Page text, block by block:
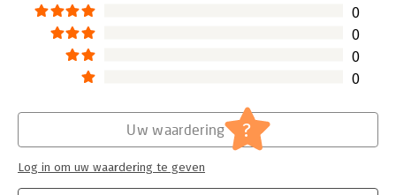
0
0
0
0
Uw waardering ?
Log in om uw waardering te geven